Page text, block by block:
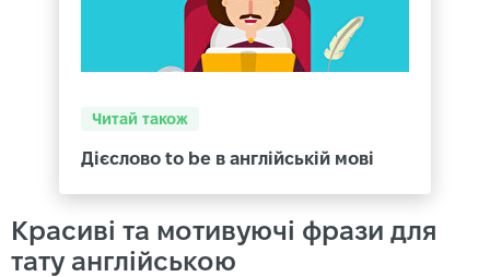
Читай також
Дієслово to be в англійській мові
Красиві та мотивуючі фрази для
тату англійською